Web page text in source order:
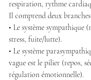
respiration, rythme
Il comprend deux
• Le système sympathique
stress, fuite/lutte).
• Le système
vague est le pilier (repos,
régulation émotionnelle).